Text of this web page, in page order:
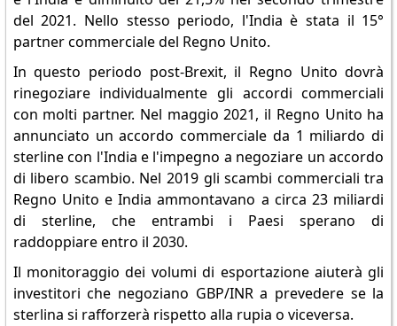
del 2021. Nello stesso periodo, l'India è stata il 15°
partner commerciale del Regno Unito.
In questo periodo post-Brexit, il Regno Unito dovrà
rinegoziare individualmente gli accordi commerciali
con molti partner. Nel maggio 2021, il Regno Unito ha
annunciato un accordo commerciale da 1 miliardo di
sterline con l'India e l'impegno a negoziare un accordo
di libero scambio. Nel 2019 gli scambi commerciali tra
Regno Unito e India ammontavano a circa 23 miliardi
di sterline, che entrambi i Paesi sperano di
raddoppiare entro il 2030.
Il monitoraggio dei volumi di esportazione aiuterà gli
investitori che negoziano GBP/INR a prevedere se la
sterlina si rafforzerà rispetto alla rupia o viceversa.